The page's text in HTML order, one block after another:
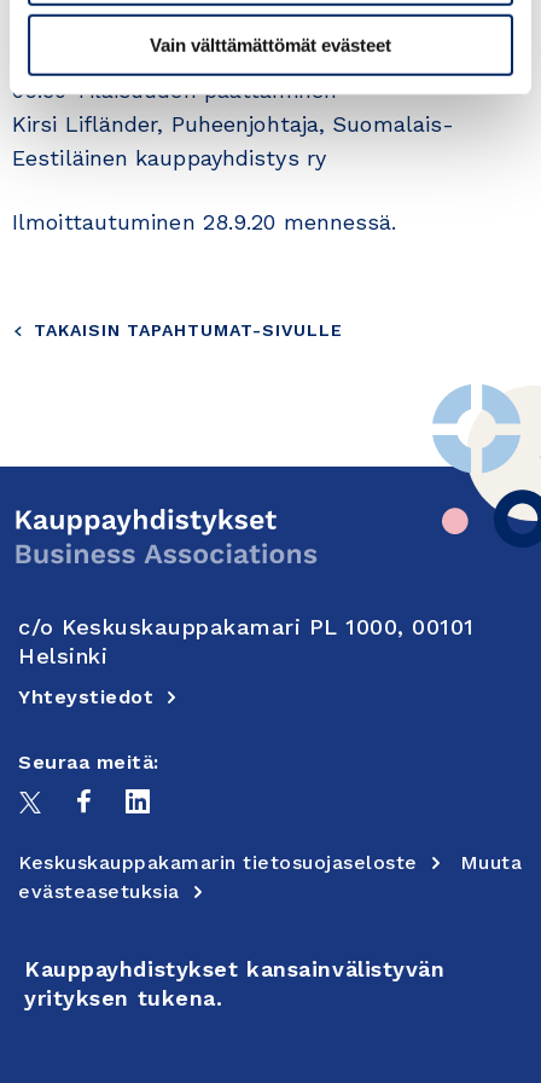
Vain välttämättömät evästeet
Keskustelua
09.30 Tilaisuuden päättäminen
Kirsi Lifländer, Puheenjohtaja, Suomalais-
Eestiläinen kauppayhdistys ry
Ilmoittautuminen 28.9.20 mennessä.
TAKAISIN TAPAHTUMAT-SIVULLE
c/o Keskuskauppakamari PL 1000, 00101
Helsinki
Yhteystiedot
Seuraa meitä:
Keskuskauppakamarin tietosuojaseloste
Muuta
evästeasetuksia
Kauppayhdistykset kansainvälistyvän
yrityksen tukena.